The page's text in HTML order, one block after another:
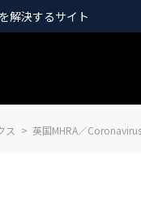
解決するサイト
ス 英国MHRA／